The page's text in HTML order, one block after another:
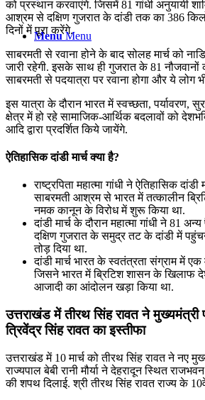
Menu Menu
को प्रस्थान करवाएंगे. जिसमें 81 गांधी अनुयायी
आश्रम से दक्षिण गुजरात के दांडी तक का 386
दिनों में पूरा करेंगे.
साबरमती से रवाना होने के बाद सोलह मार्च को
जारी रहेगी. इसके साथ ही गुजरात के 81
साबरमती से पदयात्रा पर रवाना होगा और ये लोग
इस यात्रा के दौरान भारत में स्वच्छता, पर्यावरण,
क्षेत्र में हो रहे सामाजिक-आर्थिक बदलावों को
आदि द्वारा प्रदर्शित किये जायेंगे.
ऐतिहासिक दांडी मार्च क्या है?
राष्ट्रपिता महात्मा गांधी ने ऐतिहासिक दांडी
साबरमती आश्रम से भारत में तत्कालीन
नमक कानून के विरोध में शुरू किया था.
दांडी मार्च के दौरान महात्मा गांधी ने 81
दक्षिण गुजरात के समुद्र तट के दांडी में
तोड़ दिया था.
दांडी मार्च भारत के स्वतंत्रता संग्राम में एक
जिसने भारत में ब्रिटिश शासन के खिलाफ
आजादी का आंदोलन खड़ा किया था.
उत्तराखंड में तीरथ सिंह रावत ने
त्रिवेंद्र सिंह रावत का इस्‍तीफा
उत्तराखंड में 10 मार्च को तीरथ सिंह रावत ने नए
राज्यपाल बेबी रानी मौर्या ने देहरादून स्थित
की शपथ दिलाई. श्री तीरथ सिंह रावत राज्य के